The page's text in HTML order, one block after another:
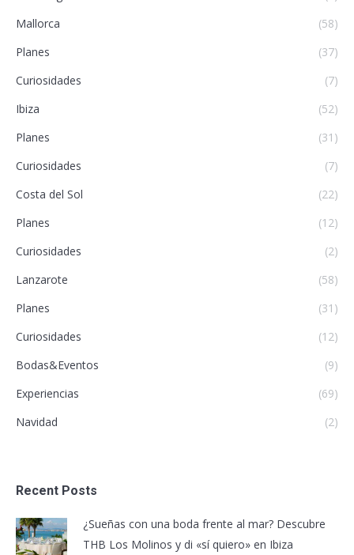
Mallorca
(58)
Planes
(37)
Curiosidades
(7)
Ibiza
(52)
Planes
(31)
Curiosidades
(7)
Costa del Sol
(22)
Planes
(12)
Curiosidades
(2)
Lanzarote
(58)
Planes
(31)
Curiosidades
(12)
Bodas&Eventos
(9)
Experiencias
(69)
Navidad
(2)
Recent Posts
¿Sueñas con una boda frente al mar? Descubre
THB Los Molinos y di «sí quiero» en Ibiza